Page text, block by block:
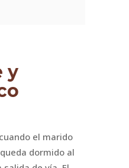
y
el marido
dormido al